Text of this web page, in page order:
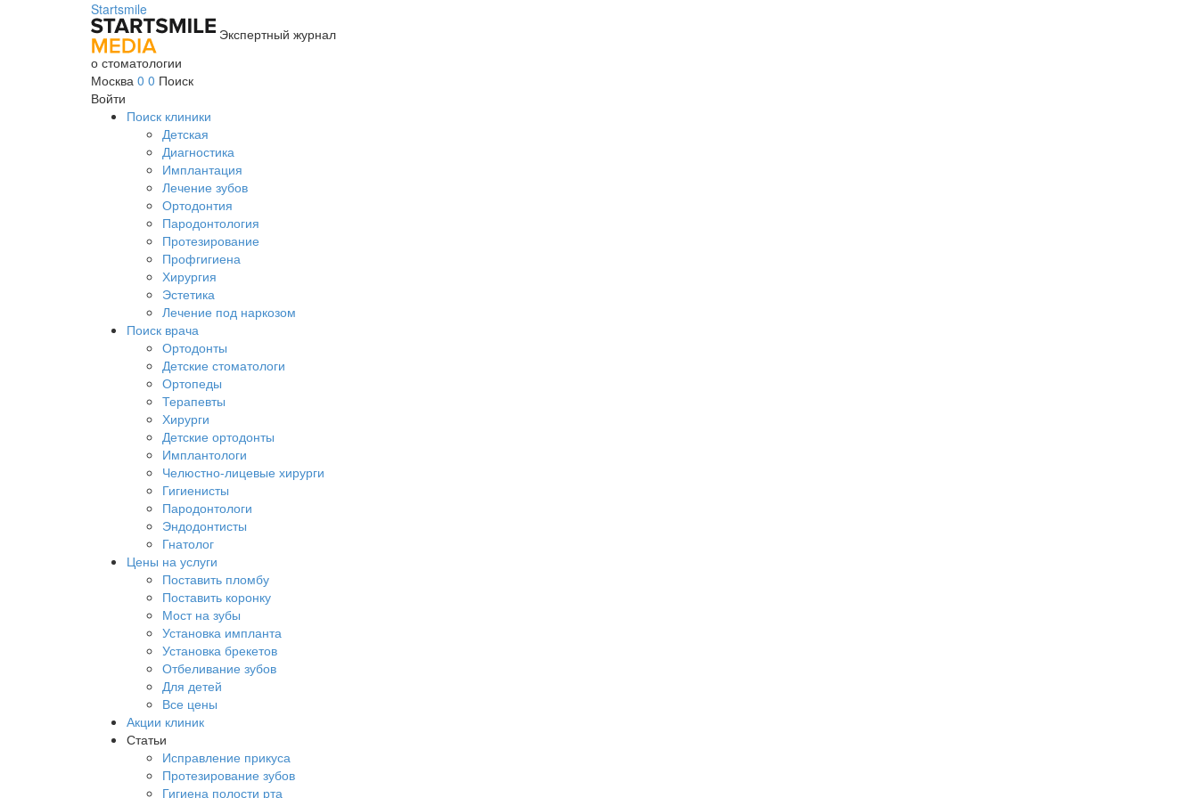
Startsmile
Экспертный журнал
о стоматологии
Москва 0 0 Поиск
Войти
Поиск клиники
Детская
Диагностика
Имплантация
Лечение зубов
Ортодонтия
Пародонтология
Протезирование
Профгигиена
Хирургия
Эстетика
Лечение под наркозом
Поиск врача
Ортодонты
Детские стоматологи
Ортопеды
Терапевты
Хирурги
Детские ортодонты
Имплантологи
Челюстно-лицевые хирурги
Гигиенисты
Пародонтологи
Эндодонтисты
Гнатолог
Цены на услуги
Поставить пломбу
Поставить коронку
Мост на зубы
Установка импланта
Установка брекетов
Отбеливание зубов
Для детей
Все цены
Акции клиник
Статьи
Исправление прикуса
Протезирование зубов
Гигиена полости рта